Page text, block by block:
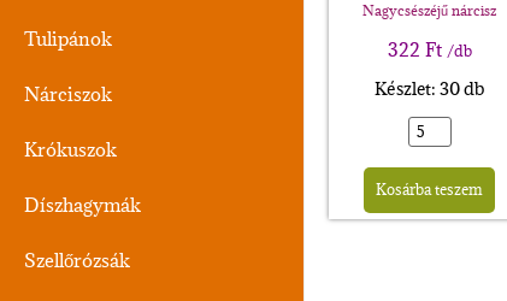
Tulipánok
Nárciszok
Krókuszok
Díszhagymák
Szellőrózsák
Nagycsészéjű nárcisz
322 Ft /db
Készlet: 30 db
Kosárba teszem